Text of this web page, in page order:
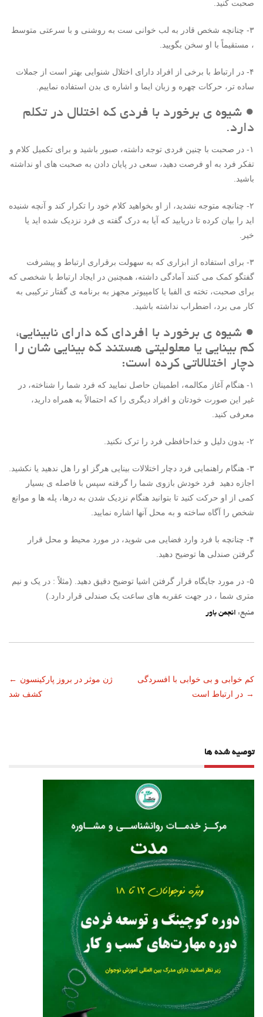
صحبت کنید.
۳- چنانچه شخص قادر به لب خوانی ست به روشنی و با سرعتی متوسط
، مستقیماً با او سخن بگویید.
۴- در ارتباط با برخی از افراد دارای اختلال شنوایی بهتر است از جملات
ساده تر، حرکات چهره و زبان ایما و اشاره ی بدن استفاده نماییم.
● شیوه ی برخورد با فردی که اختلال در تکلم
دارد.
۱- در صحبت با چنین فردی توجه داشته، صبور باشید و برای تکمیل کلام و
تفکر فرد به او فرصت دهید، سعی در پایان دادن به صحبت های او نداشته
باشید.
۲- چنانچه متوجه نشدید، از او بخواهید کلام خود را تکرار کند و آنچه شنیده
اید را بیان کرده تا دریابید که آیا به درک گفته ی فرد نزدیک شده اید یا
خیر.
۳- برای استفاده از ابزاری که به سهولت برقراری ارتباط و پیشرفت
گفتگو کمک می کنند آمادگی داشته، همچنین در ایجاد ارتباط با شخصی که
برای صحبت، تخته ی الفبا یا کامپیوتر مجهز به برنامه ی گفتار ترکیبی به
کار می برد، اضطراب نداشته باشید.
● شیوه ی برخورد با افردای که دارای نابینایی،
کم بینایی یا معلولیتی هستند که بینایی شان را
دچار اختلالاتی کرده است:
۱- هنگام آغاز مکالمه، اطمینان حاصل نمایید که فرد شما را شناخته، در
غیر این صورت خودتان و افراد دیگری را که احتمالاً به همراه دارید،
معرفی کنید.
۲- بدون دلیل و خداحافظی فرد را ترک نکنید.
۳- هنگام راهنمایی فرد دچار اختلالات بینایی هرگز او را هل ندهید یا نکشید.
اجازه دهید فرد خودش بازوی شما را گرفته سپس با فاصله ی بسیار
کمی از او حرکت کنید تا بتوانید هنگام نزدیک شدن به درها، پله ها و موانع
شخص را آگاه ساخته و به محل آنها اشاره نمایید.
۴- چنانچه با فرد وارد فضایی می شوید، در مورد محیط و محل قرار
گرفتن صندلی ها توضیح دهید.
۵- در مورد جایگاه قرار گرفتن اشیا توضیح دقیق دهید. (مثلاً : در یک و نیم
متری شما ، در جهت عقربه های ساعت یک صندلی قرار دارد.)
منبع: انجمن باور
ناوبری
نوشته
← ژن موثر در بروز پارکینسون
کشف شد
کم خوابی و بی خوابی با افسردگی
در ارتباط است →
توصیه شده ها